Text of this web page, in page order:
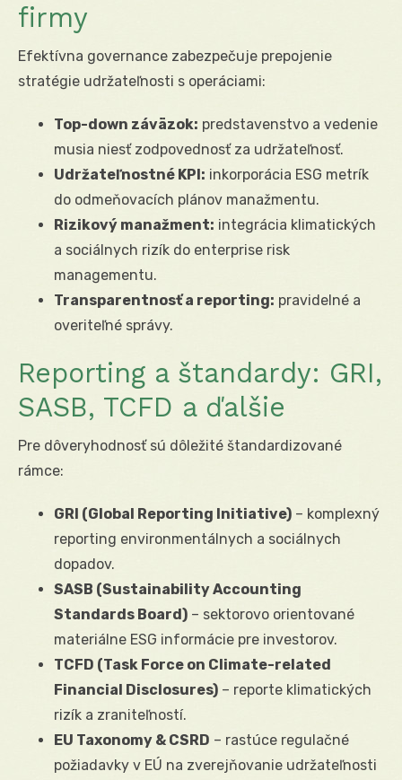
firmy
Efektívna governance zabezpečuje prepojenie
stratégie udržateľnosti s operáciami:
Top-down záväzok: predstavenstvo a vedenie
musia niesť zodpovednosť za udržateľnosť.
Udržateľnostné KPI: inkorporácia ESG metrík
do odmeňovacích plánov manažmentu.
Rizikový manažment: integrácia klimatických
a sociálnych rizík do enterprise risk
managementu.
Transparentnosť a reporting: pravidelné a
overiteľné správy.
Reporting a štandardy: GRI,
SASB, TCFD a ďalšie
Pre dôveryhodnosť sú dôležité štandardizované
rámce:
GRI (Global Reporting Initiative) – komplexný
reporting environmentálnych a sociálnych
dopadov.
SASB (Sustainability Accounting
Standards Board) – sektorovo orientované
materiálne ESG informácie pre investorov.
TCFD (Task Force on Climate-related
Financial Disclosures) – reporte klimatických
rizík a zraniteľností.
EU Taxonomy & CSRD – rastúce regulačné
požiadavky v EÚ na zverejňovanie udržateľnosti